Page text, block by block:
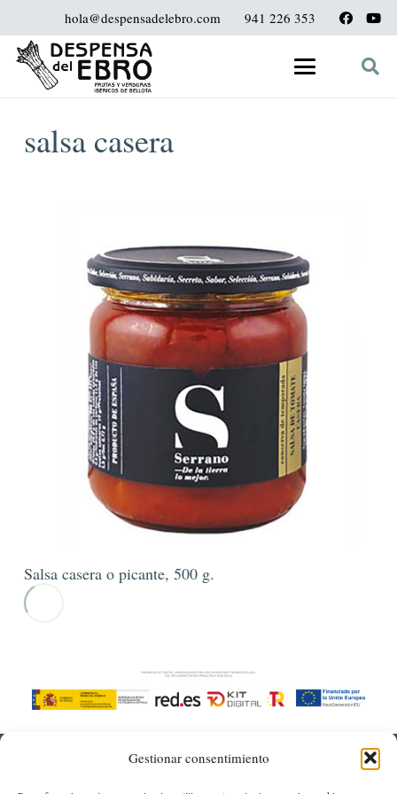
Gestionar consentimiento
hola@despensadelebro.com 941 226 353
salsa casera
Salsa casera o picante, 500 g.